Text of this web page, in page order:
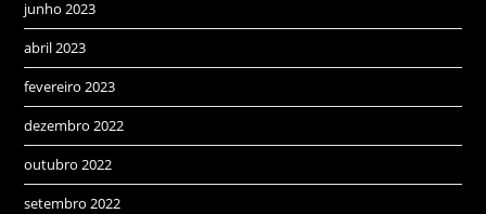
junho 2023
abril 2023
fevereiro 2023
dezembro 2022
outubro 2022
setembro 2022